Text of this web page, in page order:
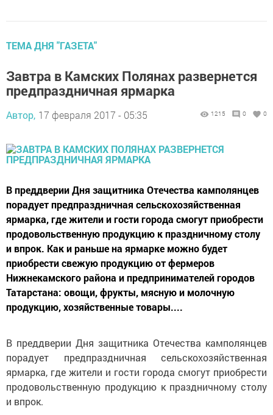
ТЕМА ДНЯ "ГАЗЕТА"
Завтра в Камских Полянах развернется
предпраздничная ярмарка
Автор, 17 февраля 2017 - 05:35 1215 0 0
В преддверии Дня защитника Отечества камполянцев
порадует предпраздничная сельскохозяйственная
ярмарка, где жители и гости города смогут приобрести
продовольственную продукцию к праздничному столу
и впрок. Как и раньше на ярмарке можно будет
приобрести свежую продукцию от фермеров
Нижнекамского района и предпринимателей городов
Татарстана: овощи, фрукты, мясную и молочную
продукцию, хозяйственные товары....
В преддверии Дня защитника Отечества камполянцев
порадует предпраздничная сельскохозяйственная
ярмарка, где жители и гости города смогут приобрести
продовольственную продукцию к праздничному столу
и впрок.